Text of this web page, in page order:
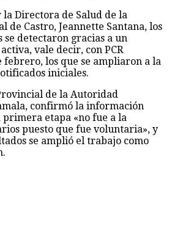
Directora de Salud de la
de Castro, Jeannette Santana, los
se detectaron gracias a un
vale decir, con PCR
febrero, los que se ampliaron a la
iniciales.
de la Autoridad
confirmó la información
etapa «no fue a la
puesto que fue voluntaria», y
se amplió el trabajo como